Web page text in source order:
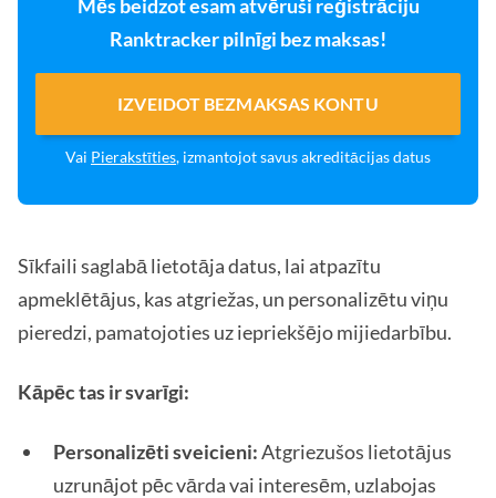
Mēs beidzot esam atvēruši reģistrāciju
Ranktracker pilnīgi bez maksas!
IZVEIDOT BEZMAKSAS KONTU
Vai Pierakstīties, izmantojot savus akreditācijas datus
Sīkfaili saglabā lietotāja datus, lai atpazītu
apmeklētājus, kas atgriežas, un personalizētu viņu
pieredzi, pamatojoties uz iepriekšējo mijiedarbību.
Kāpēc tas ir svarīgi:
Personalizēti sveicieni:Atgriezušos lietotājus
uzrunājot pēc vārda vai interesēm, uzlabojas